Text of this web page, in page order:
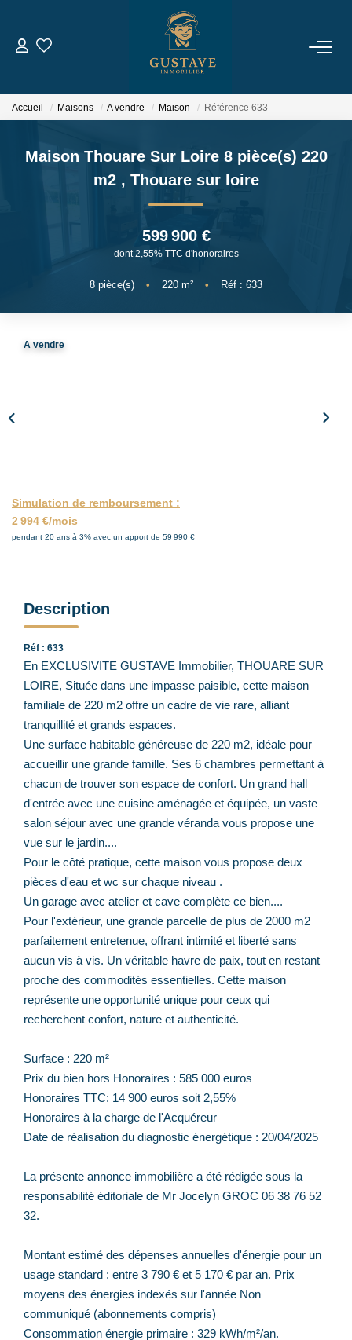
ACHETER
ESTIMER
Qui Sommes-Nous
Notre Équipe
Accueil Maisons A vendre Maison Référence 633
Maison Thouare Sur Loire 8 pièce(s) 220
m2 , Thouare sur loire
599 900 €
dont 2,55% TTC d'honoraires
8 pièce(s) • 220 m² • Réf : 633
A vendre
Simulation de remboursement :
2 994 €/mois
pendant 20 ans à 3% avec un apport de 59 990 €
Description
Réf : 633
En EXCLUSIVITE GUSTAVE Immobilier, THOUARE SUR
LOIRE, Située dans une impasse paisible, cette maison
familiale de 220 m2 offre un cadre de vie rare, alliant
tranquillité et grands espaces.
Une surface habitable généreuse de 220 m2, idéale pour
accueillir une grande famille. Ses 6 chambres permettant à
chacun de trouver son espace de confort. Un grand hall
d'entrée avec une cuisine aménagée et équipée, un vaste
salon séjour avec une grande véranda vous propose une
vue sur le jardin....
Pour le côté pratique, cette maison vous propose deux
pièces d'eau et wc sur chaque niveau .
Un garage avec atelier et cave complète ce bien....
Pour l'extérieur, une grande parcelle de plus de 2000 m2
parfaitement entretenue, offrant intimité et liberté sans
aucun vis à vis. Un véritable havre de paix, tout en restant
proche des commodités essentielles. Cette maison
représente une opportunité unique pour ceux qui
recherchent confort, nature et authenticité.
Surface : 220 m²
Prix du bien hors Honoraires : 585 000 euros
Honoraires TTC: 14 900 euros soit 2,55%
Honoraires à la charge de l'Acquéreur
Date de réalisation du diagnostic énergétique : 20/04/2025
La présente annonce immobilière a été rédigée sous la
responsabilité éditoriale de Mr Jocelyn GROC 06 38 76 52
32.
Montant estimé des dépenses annuelles d'énergie pour un
usage standard : entre 3 790 € et 5 170 € par an. Prix
moyens des énergies indexés sur l'année Non
communiqué (abonnements compris)
Consommation énergie primaire : 329 kWh/m²/an.